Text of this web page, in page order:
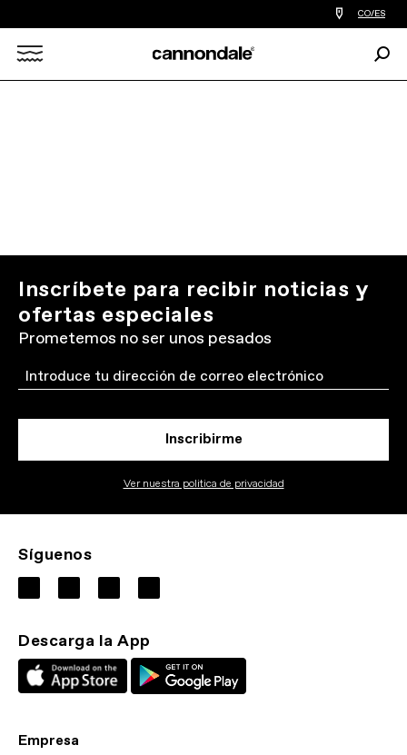
Encontrar
tiedas
bicicletas
de
CO/ES
Inscríbete para recibir noticias y
ofertas especiales
Prometemos no ser unos pesados
Email
Inscribirme
Ver nuestra politica de privacidad
Síguenos
Descarga la App
Empresa